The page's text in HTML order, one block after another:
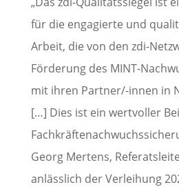
für die engagierte und
Arbeit, die von den zdi-
Förderung des MINT-
mit ihren Partner/-innen in
[…] Dies ist ein wertvoller
Georg Mertens,
anlässlich der Verleihung